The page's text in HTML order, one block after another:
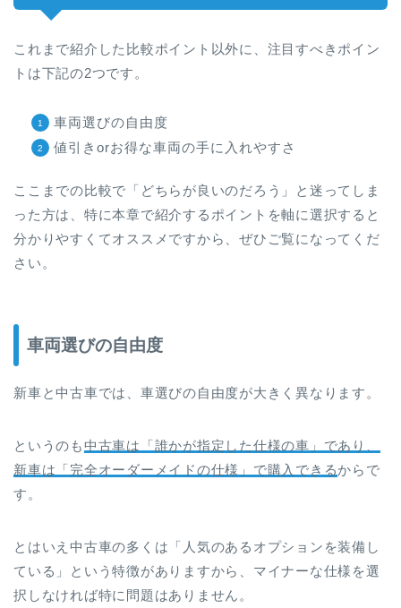
これまで紹介した比較ポイント以外に、注目すべきポイン
トは下記の2つです。
車両選びの自由度
値引きorお得な車両の手に入れやすさ
ここまでの比較で「どちらが良いのだろう」と迷ってしま
った方は、特に本章で紹介するポイントを軸に選択すると
分かりやすくてオススメですから、ぜひご覧になってくだ
さい。
車両選びの自由度
新車と中古車では、車選びの自由度が大きく異なります。
というのも中古車は「誰かが指定した仕様の車」であり、
新車は「完全オーダーメイドの仕様」で購入できるからで
す。
とはいえ中古車の多くは「人気のあるオプションを装備し
ている」という特徴がありますから、マイナーな仕様を選
択しなければ特に問題はありません。